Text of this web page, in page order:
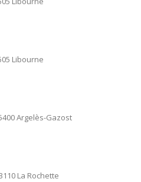
Libourne
Argelès-Gazost
La Rochette